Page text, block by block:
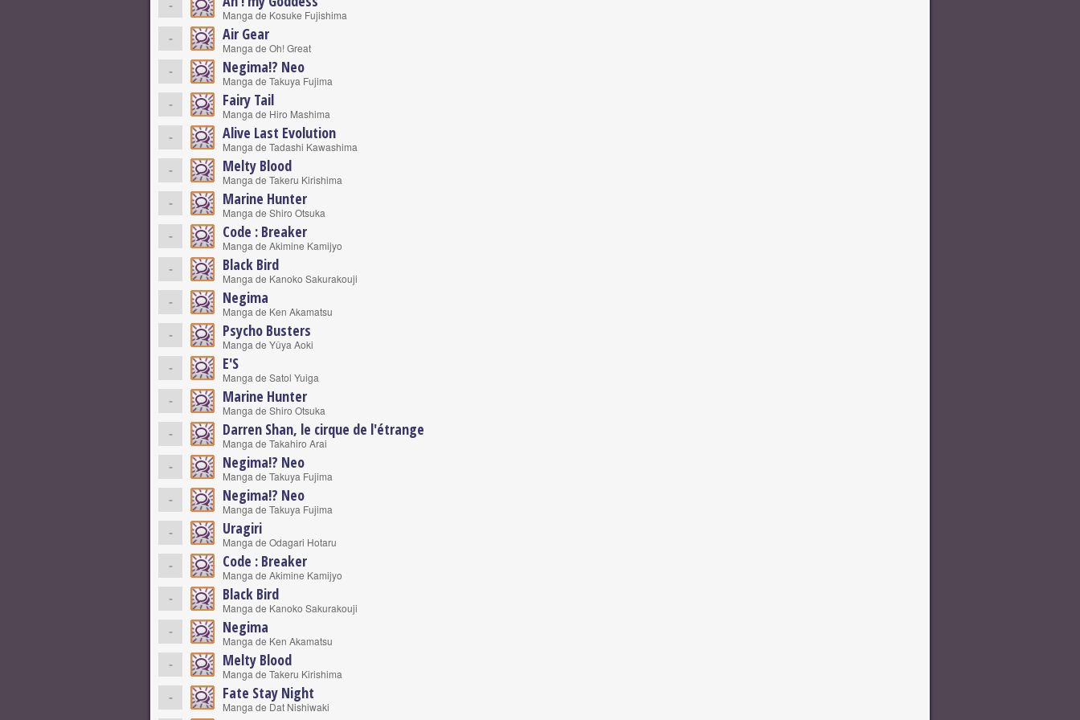
-
Manga de Kosuke Fujishima
-
Air Gear
Manga de Oh! Great
-
Negima!? Neo
Manga de Takuya Fujima
-
Fairy Tail
Manga de Hiro Mashima
-
Alive Last Evolution
Manga de Tadashi Kawashima
-
Melty Blood
Manga de Takeru Kirishima
-
Marine Hunter
Manga de Shiro Otsuka
-
Code : Breaker
Manga de Akimine Kamijyo
-
Black Bird
Manga de Kanoko Sakurakouji
-
Negima
Manga de Ken Akamatsu
-
Psycho Busters
Manga de Yûya Aoki
-
E'S
Manga de Satol Yuiga
-
Marine Hunter
Manga de Shiro Otsuka
-
Darren Shan, le cirque de l'étrange
Manga de Takahiro Arai
-
Negima!? Neo
Manga de Takuya Fujima
-
Negima!? Neo
Manga de Takuya Fujima
-
Uragiri
Manga de Odagari Hotaru
-
Code : Breaker
Manga de Akimine Kamijyo
-
Black Bird
Manga de Kanoko Sakurakouji
-
Negima
Manga de Ken Akamatsu
-
Melty Blood
Manga de Takeru Kirishima
-
Fate Stay Night
Manga de Dat Nishiwaki